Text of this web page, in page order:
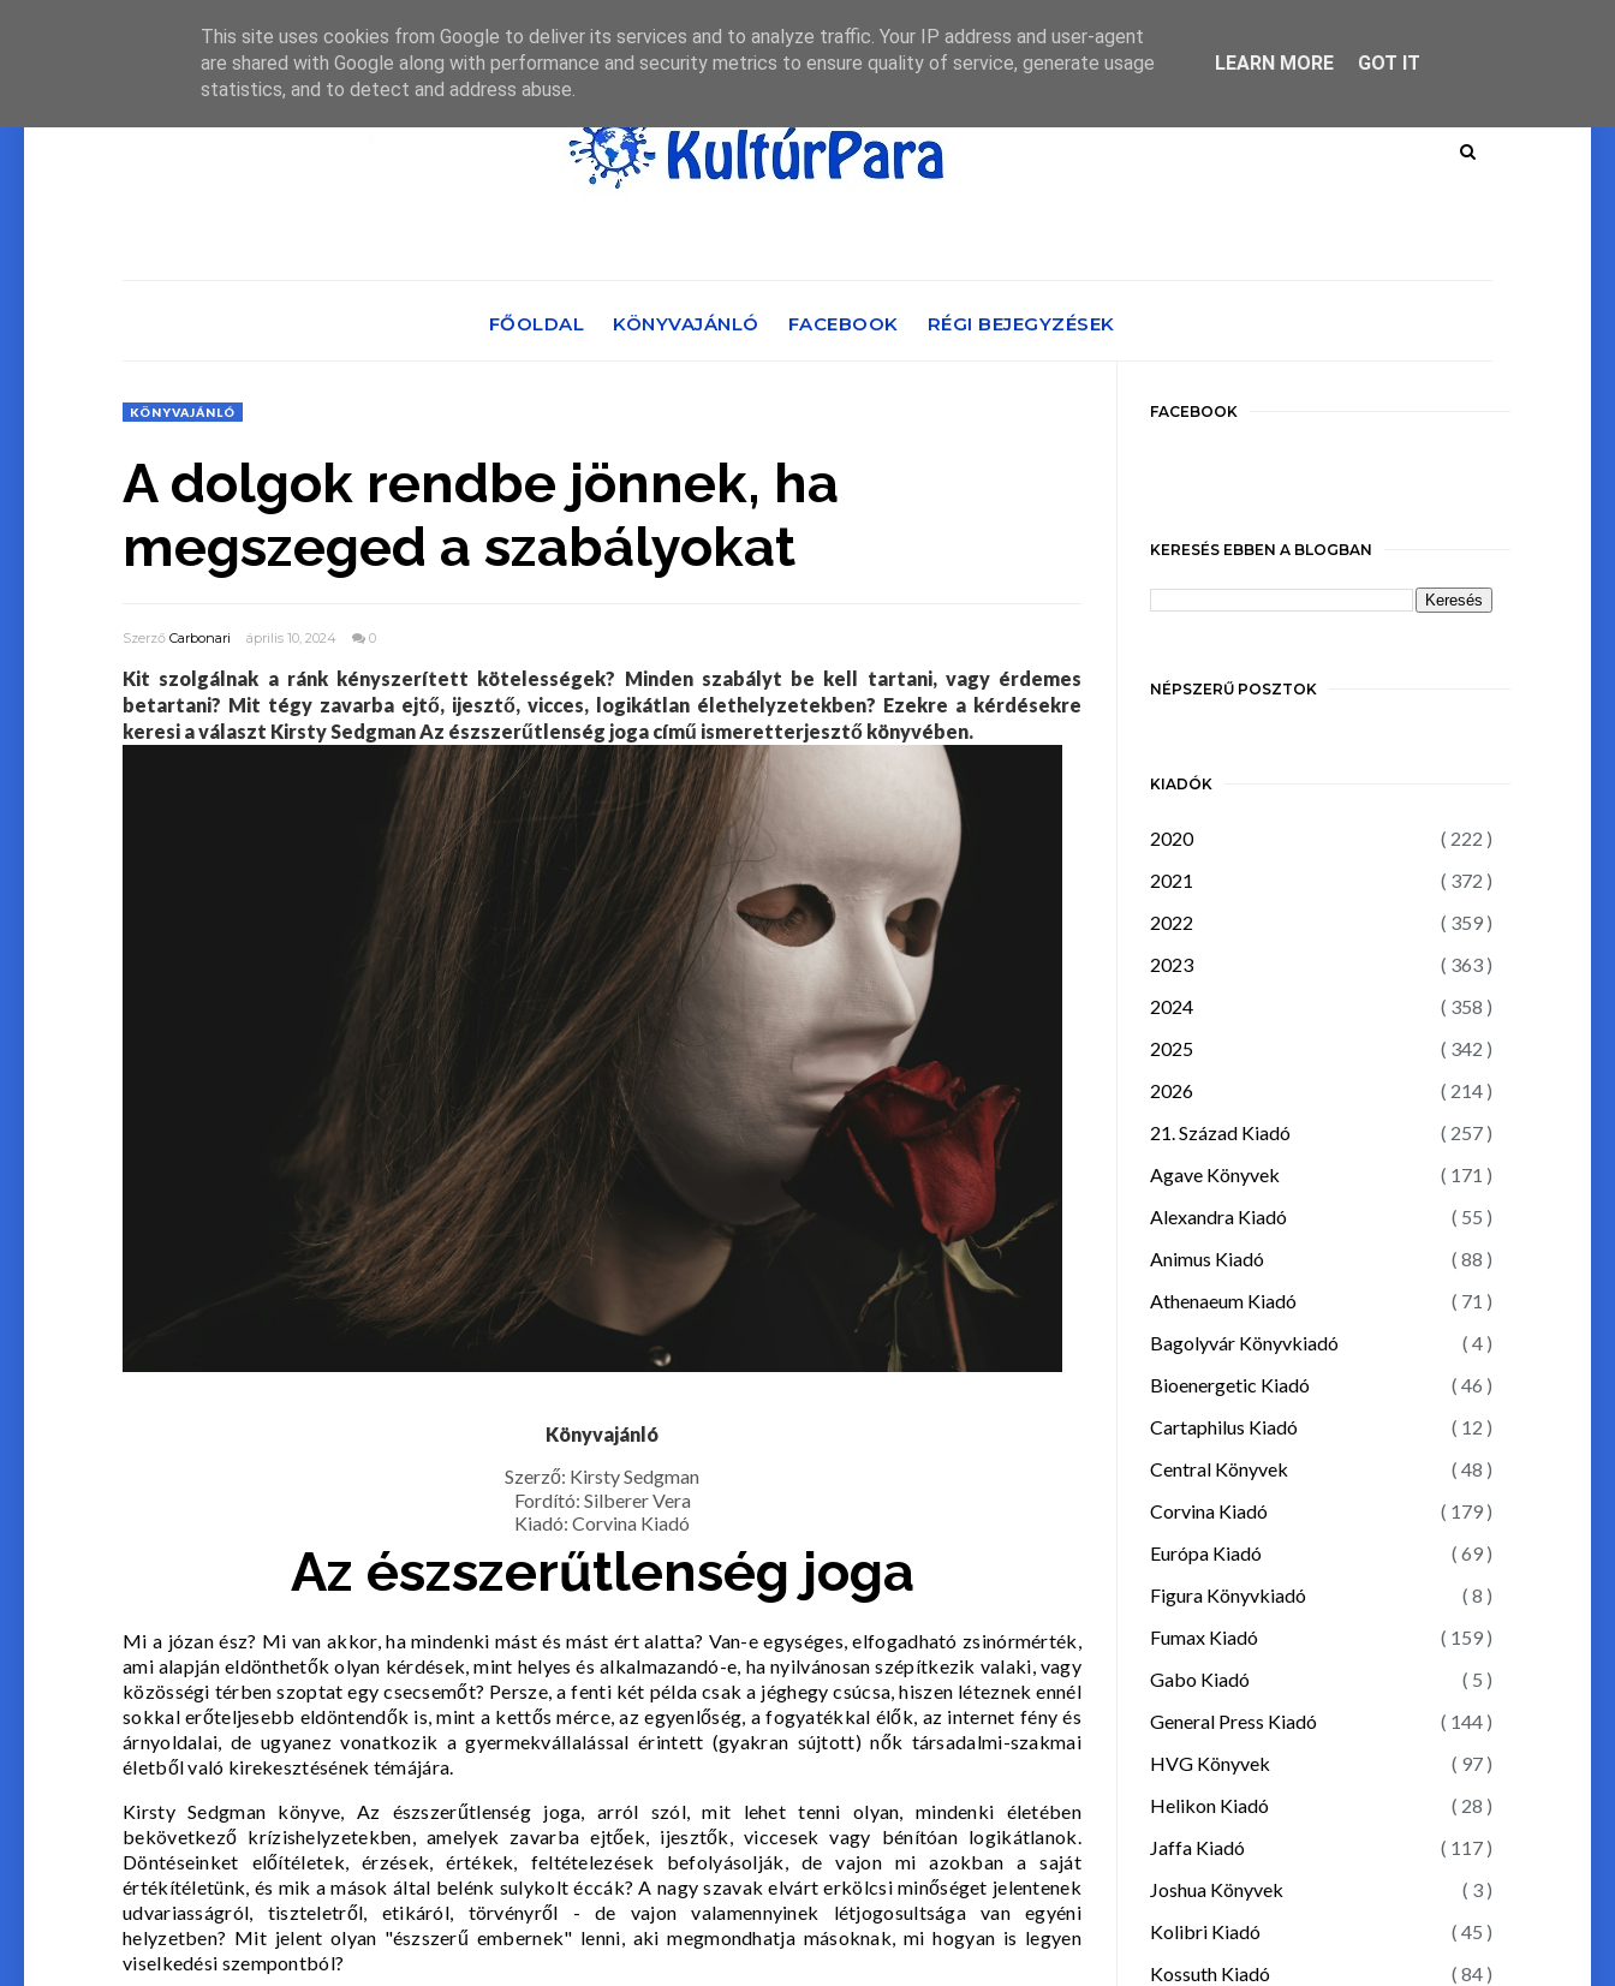
FŐOLDAL KÖNYVAJÁNLÓ FACEBOOK RÉGI BEJEGYZÉSEK
KÖNYVAJÁNLÓ
A dolgok rendbe jönnek, ha
megszeged a szabályokat
Szerző Carbonari április 10, 2024 0
Kit szolgálnak a ránk kényszerített kötelességek? Minden szabályt be kell tartani, vagy érdemes
betartani? Mit tégy zavarba ejtő, ijesztő, vicces, logikátlan élethelyzetekben? Ezekre a kérdésekre
keresi a választ Kirsty Sedgman Az észszerűtlenség joga című ismeretterjesztő könyvében.
Könyvajánló
Szerző: Kirsty Sedgman
Fordító: Silberer Vera
Kiadó: Corvina Kiadó
Az észszerűtlenség joga
Mi a józan ész? Mi van akkor, ha mindenki mást és mást ért alatta? Van-e egységes, elfogadható zsinórmérték,
ami alapján eldönthetők olyan kérdések, mint helyes és alkalmazandó-e, ha nyilvánosan szépítkezik valaki, vagy
közösségi térben szoptat egy csecsemőt? Persze, a fenti két példa csak a jéghegy csúcsa, hiszen léteznek ennél
sokkal erőteljesebb eldöntendők is, mint a kettős mérce, az egyenlőség, a fogyatékkal élők, az internet fény és
árnyoldalai, de ugyanez vonatkozik a gyermekvállalással érintett (gyakran sújtott) nők társadalmi-szakmai
életből való kirekesztésének témájára.
Kirsty Sedgman könyve, Az észszerűtlenség joga, arról szól, mit lehet tenni olyan, mindenki életében
bekövetkező krízishelyzetekben, amelyek zavarba ejtőek, ijesztők, viccesek vagy bénítóan logikátlanok.
Döntéseinket előítéletek, érzések, értékek, feltételezések befolyásolják, de vajon mi azokban a saját
értékítéletünk, és mik a mások által belénk sulykolt éccák? A nagy szavak elvárt erkölcsi minőséget jelentenek
udvariasságról, tiszteletről, etikáról, törvényről - de vajon valamennyinek létjogosultsága van egyéni
helyzetben? Mit jelent olyan "észszerű embernek" lenni, aki megmondhatja másoknak, mi hogyan is legyen
viselkedési szempontból?
FACEBOOK
KERESÉS EBBEN A BLOGBAN
NÉPSZERŰ POSZTOK
KIADÓK
2020
( 222 )
2021
( 372 )
2022
( 359 )
2023
( 363 )
2024
( 358 )
2025
( 342 )
2026
( 214 )
21. Század Kiadó
( 257 )
Agave Könyvek
( 171 )
Alexandra Kiadó
( 55 )
Animus Kiadó
( 88 )
Athenaeum Kiadó
( 71 )
Bagolyvár Könyvkiadó
( 4 )
Bioenergetic Kiadó
( 46 )
Cartaphilus Kiadó
( 12 )
Central Könyvek
( 48 )
Corvina Kiadó
( 179 )
Európa Kiadó
( 69 )
Figura Könyvkiadó
( 8 )
Fumax Kiadó
( 159 )
Gabo Kiadó
( 5 )
General Press Kiadó
( 144 )
HVG Könyvek
( 97 )
Helikon Kiadó
( 28 )
Jaffa Kiadó
( 117 )
Joshua Könyvek
( 3 )
Kolibri Kiadó
( 45 )
Kossuth Kiadó
( 84 )
This site uses cookies from Google to deliver its services and to analyze traffic. Your IP address and user-agent
are shared with Google along with performance and security metrics to ensure quality of service, generate usage
statistics, and to detect and address abuse.
LEARN MORE GOT IT